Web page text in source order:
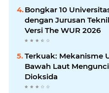
Bongkar 10
dengan Jurusan
Versi The WUR 2026
Terkuak: Mekanisme
Bawah Laut
Dioksida